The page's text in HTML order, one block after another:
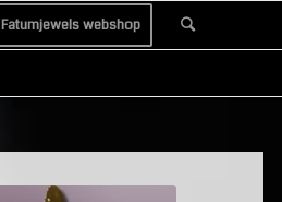
Fatumjewels webshop